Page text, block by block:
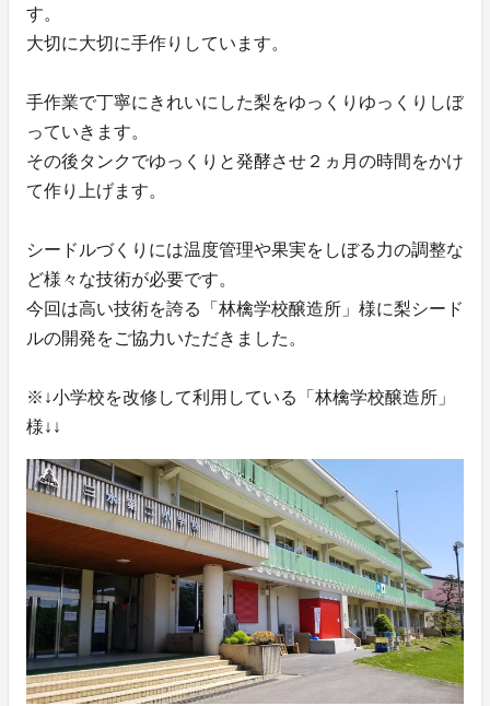
す。
大切に大切に手作りしています。
手作業で丁寧にきれいにした梨をゆっくりゆっくりしぼ
っていきます。
その後タンクでゆっくりと発酵させ２ヵ月の時間をかけ
て作り上げます。
シードルづくりには温度管理や果実をしぼる力の調整な
ど様々な技術が必要です。
今回は高い技術を誇る「林檎学校醸造所」様に梨シード
ルの開発をご協力いただきました。
※↓小学校を改修して利用している「林檎学校醸造所」
様↓↓